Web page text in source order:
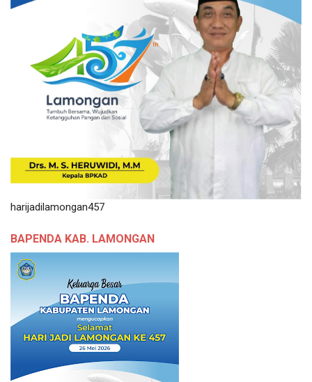
harijadilamongan457
BAPENDA KAB. LAMONGAN